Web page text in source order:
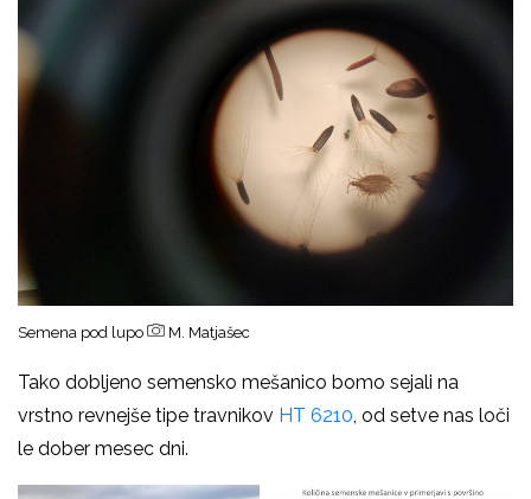
Semena pod lupo M. Matjašec
Tako dobljeno semensko mešanico bomo sejali na
vrstno revnejše tipe travnikov HT 6210, od setve nas loči
le dober mesec dni.